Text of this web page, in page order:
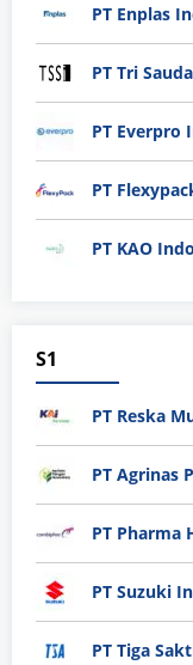
PT Enplas
PT Tri
PT Everpro
PT
PT KAO
S1
PT Reska
PT Agrinas
PT Pharma
PT Suzuki
PT Tiga